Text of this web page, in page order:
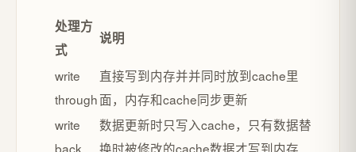
处理方
式
说明
write
through
直接写到内存并并同时放到cache里
面，内存和cache同步更新
write
back
数据更新时只写入cache，只有数据替
换时被修改的cache数据才写到内存